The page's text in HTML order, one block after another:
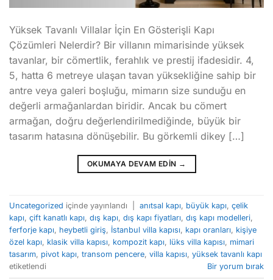
Yüksek Tavanlı Villalar İçin En Gösterişli Kapı
Çözümleri Nelerdir? Bir villanın mimarisinde yüksek
tavanlar, bir cömertlik, ferahlık ve prestij ifadesidir. 4,
5, hatta 6 metreye ulaşan tavan yüksekliğine sahip bir
antre veya galeri boşluğu, mimarın size sunduğu en
değerli armağanlardan biridir. Ancak bu cömert
armağan, doğru değerlendirilmediğinde, büyük bir
tasarım hatasına dönüşebilir. Bu görkemli dikey […]
OKUMAYA DEVAM EDIN →
Uncategorized içinde yayınlandı anıtsal kapı, büyük kapı, çelik
kapı, çift kanatlı kapı, dış kapı, dış kapı fiyatları, dış kapı modelleri,
ferforje kapı, heybetli giriş, İstanbul villa kapısı, kapı oranları, kişiye
özel kapı, klasik villa kapısı, kompozit kapı, lüks villa kapısı, mimari
tasarım, pivot kapı, transom pencere, villa kapısı, yüksek tavanlı kapı
etiketlendi
Bir yorum bırak